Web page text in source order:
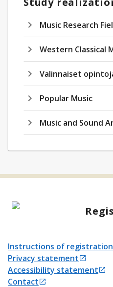
Music Research
Western Classical
Valinnaiset
Popular Music
Music and Sound
Instructions of
Opens in a new tab
Privacy statement
Opens in a new tab
Accessibility statement
Opens in a new tab
Contact